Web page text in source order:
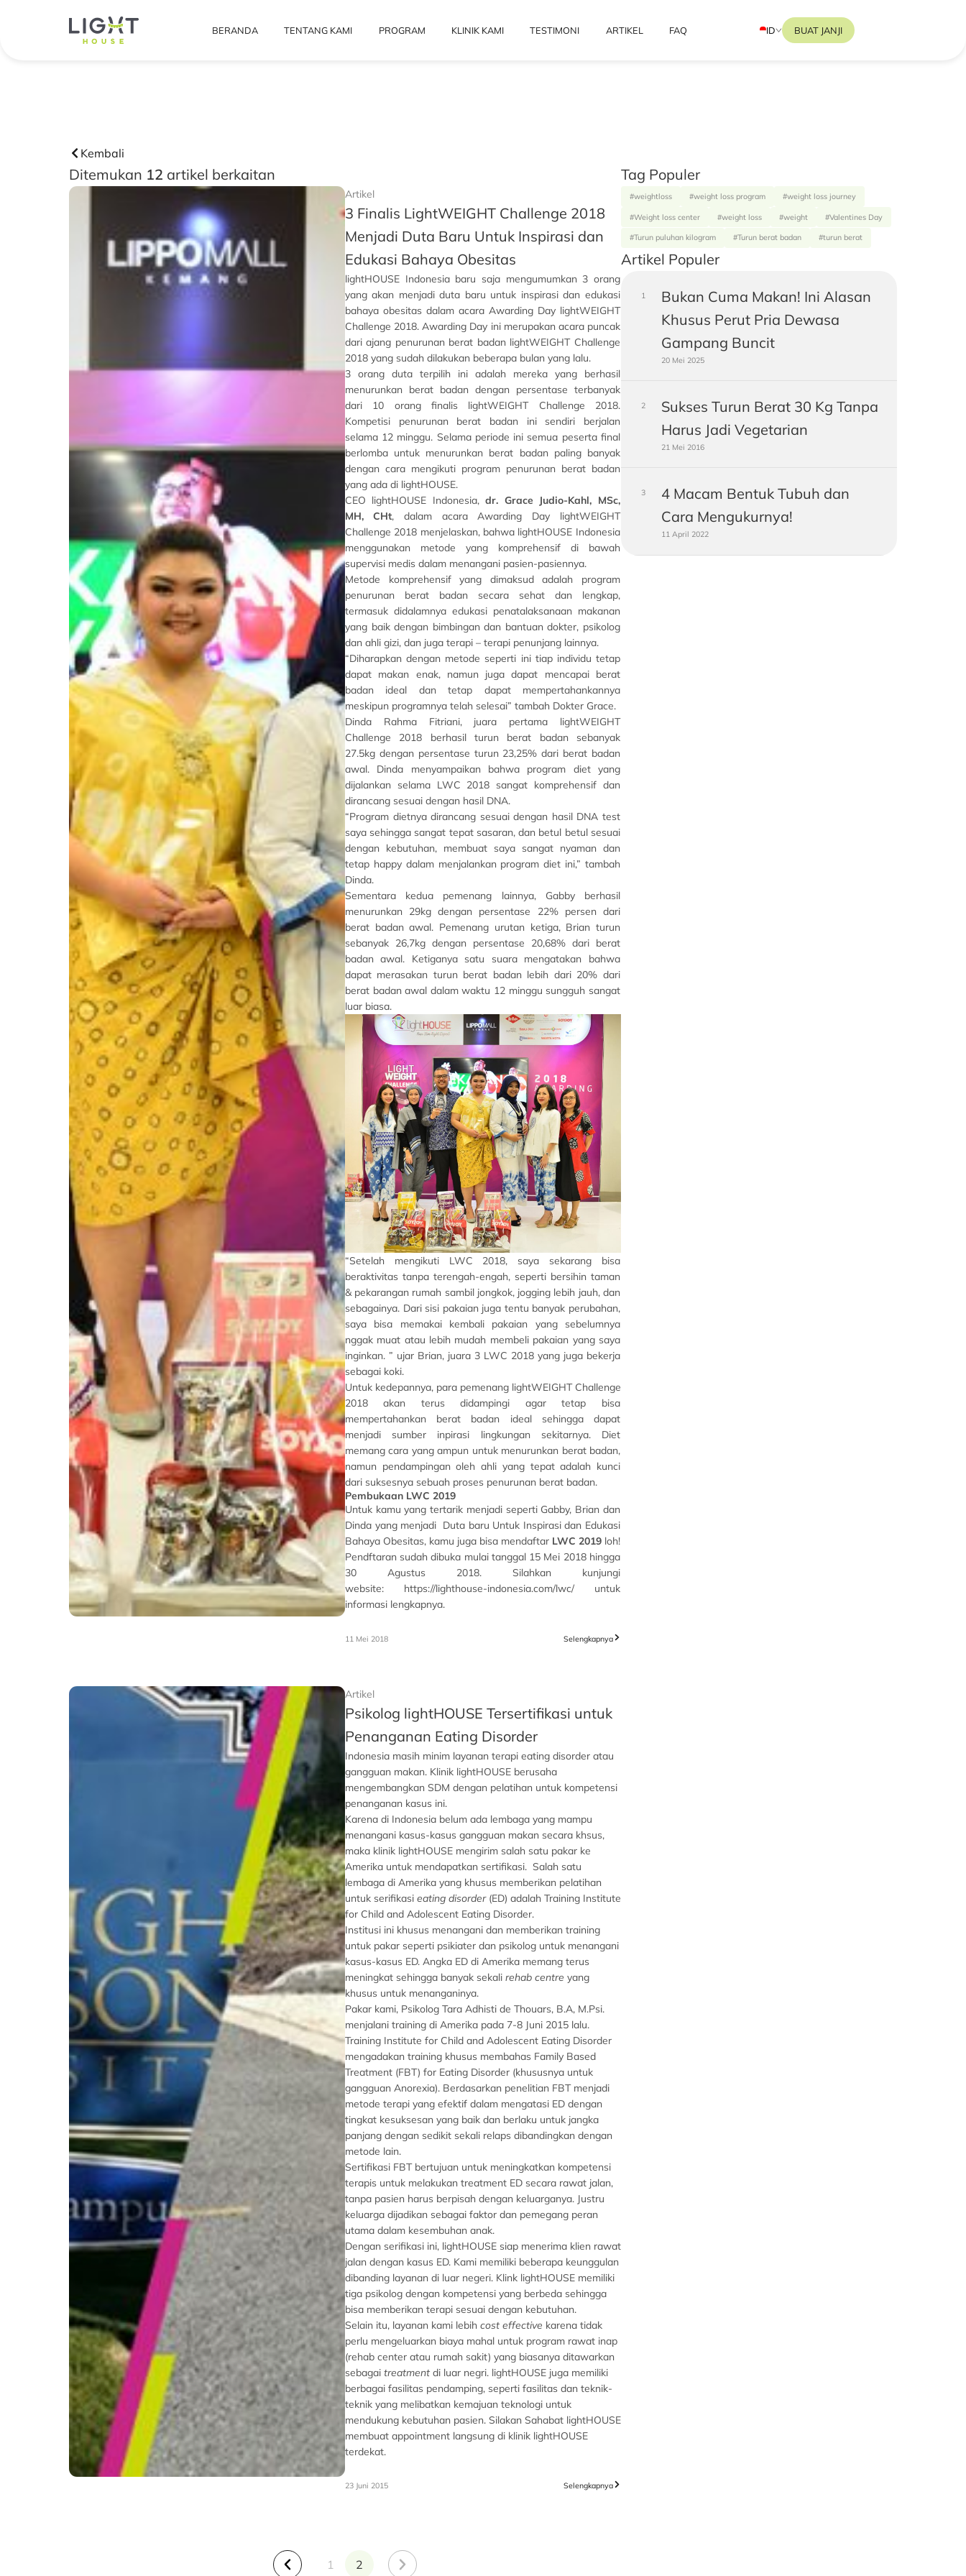
BERANDA TENTANG KAMI PROGRAM KLINIK KAMI TESTIMONI ARTIKEL FAQ ID BUAT JANJI
Kembali
Ditemukan 12 artikel berkaitan
Artikel
3 Finalis LightWEIGHT Challenge 2018
Menjadi Duta Baru Untuk Inspirasi dan
Edukasi Bahaya Obesitas
lightHOUSE Indonesia baru saja mengumumkan 3 orang
yang akan menjadi duta baru untuk inspirasi dan edukasi
bahaya obesitas dalam acara Awarding Day lightWEIGHT
Challenge 2018. Awarding Day ini merupakan acara puncak
dari ajang penurunan berat badan lightWEIGHT Challenge
2018 yang sudah dilakukan beberapa bulan yang lalu.
3 orang duta terpilih ini adalah mereka yang berhasil
menurunkan berat badan dengan persentase terbanyak
dari 10 orang finalis lightWEIGHT Challenge 2018.
Kompetisi penurunan berat badan ini sendiri berjalan
selama 12 minggu. Selama periode ini semua peserta final
berlomba untuk menurunkan berat badan paling banyak
dengan cara mengikuti program penurunan berat badan
yang ada di lightHOUSE.
CEO lightHOUSE Indonesia, dr. Grace Judio-Kahl, MSc,
MH, CHt, dalam acara Awarding Day lightWEIGHT
Challenge 2018 menjelaskan, bahwa lightHOUSE Indonesia
menggunakan metode yang komprehensif di bawah
supervisi medis dalam menangani pasien-pasiennya.
Metode komprehensif yang dimaksud adalah program
penurunan berat badan secara sehat dan lengkap,
termasuk didalamnya edukasi penatalaksanaan makanan
yang baik dengan bimbingan dan bantuan dokter, psikolog
dan ahli gizi, dan juga terapi – terapi penunjang lainnya.
“Diharapkan dengan metode seperti ini tiap individu tetap
dapat makan enak, namun juga dapat mencapai berat
badan ideal dan tetap dapat mempertahankannya
meskipun programnya telah selesai” tambah Dokter Grace.
Dinda Rahma Fitriani, juara pertama lightWEIGHT
Challenge 2018 berhasil turun berat badan sebanyak
27.5kg dengan persentase turun 23,25% dari berat badan
awal. Dinda menyampaikan bahwa program diet yang
dijalankan selama LWC 2018 sangat komprehensif dan
dirancang sesuai dengan hasil DNA.
“Program dietnya dirancang sesuai dengan hasil DNA test
saya sehingga sangat tepat sasaran, dan betul betul sesuai
dengan kebutuhan, membuat saya sangat nyaman dan
tetap happy dalam menjalankan program diet ini,” tambah
Dinda.
Sementara kedua pemenang lainnya, Gabby berhasil
menurunkan 29kg dengan persentase 22% persen dari
berat badan awal. Pemenang urutan ketiga, Brian turun
sebanyak 26,7kg dengan persentase 20,68% dari berat
badan awal. Ketiganya satu suara mengatakan bahwa
dapat merasakan turun berat badan lebih dari 20% dari
berat badan awal dalam waktu 12 minggu sungguh sangat
luar biasa.
“Setelah mengikuti LWC 2018, saya sekarang bisa
beraktivitas tanpa terengah-engah, seperti bersihin taman
& pekarangan rumah sambil jongkok, jogging lebih jauh, dan
sebagainya. Dari sisi pakaian juga tentu banyak perubahan,
saya bisa memakai kembali pakaian yang sebelumnya
nggak muat atau lebih mudah membeli pakaian yang saya
inginkan. ” ujar Brian, juara 3 LWC 2018 yang juga bekerja
sebagai koki.
Untuk kedepannya, para pemenang lightWEIGHT Challenge
2018 akan terus didampingi agar tetap bisa
mempertahankan berat badan ideal sehingga dapat
menjadi sumber inpirasi lingkungan sekitarnya. Diet
memang cara yang ampun untuk menurunkan berat badan,
namun pendampingan oleh ahli yang tepat adalah kunci
dari suksesnya sebuah proses penurunan berat badan.
Pembukaan LWC 2019
Untuk kamu yang tertarik menjadi seperti Gabby, Brian dan
Dinda yang menjadi Duta baru Untuk Inspirasi dan Edukasi
Bahaya Obesitas, kamu juga bisa mendaftar LWC 2019loh!
Pendftaran sudah dibuka mulai tanggal 15 Mei 2018 hingga
30 Agustus 2018. Silahkan kunjungi
website: https://lighthouse-indonesia.com/lwc/ untuk
informasi lengkapnya.
11 Mei 2018 Selengkapnya
Artikel
Psikolog lightHOUSE Tersertifikasi untuk
Penanganan Eating Disorder
Indonesia masih minim layanan terapi eating disorder atau
gangguan makan. Klinik lightHOUSE berusaha
mengembangkan SDM dengan pelatihan untuk kompetensi
penanganan kasus ini.
Karena di Indonesia belum ada lembaga yang mampu
menangani kasus-kasus gangguan makan secara khsus,
maka klinik lightHOUSE mengirim salah satu pakar ke
Amerika untuk mendapatkan sertifikasi. Salah satu
lembaga di Amerika yang khusus memberikan pelatihan
untuk serifikasi eating disorder(ED) adalah Training Institute
for Child and Adolescent Eating Disorder.
Institusi ini khusus menangani dan memberikan training
untuk pakar seperti psikiater dan psikolog untuk menangani
kasus-kasus ED. Angka ED di Amerika memang terus
meningkat sehingga banyak sekali rehab centre yang
khusus untuk menanganinya.
Pakar kami, Psikolog Tara Adhisti de Thouars, B.A, M.Psi.
menjalani training di Amerika pada 7-8 Juni 2015 lalu.
Training Institute for Child and Adolescent Eating Disorder
mengadakan training khusus membahas Family Based
Treatment (FBT) for Eating Disorder (khususnya untuk
gangguan Anorexia). Berdasarkan penelitian FBT menjadi
metode terapi yang efektif dalam mengatasi ED dengan
tingkat kesuksesan yang baik dan berlaku untuk jangka
panjang dengan sedikit sekali relaps dibandingkan dengan
metode lain.
Sertifikasi FBT bertujuan untuk meningkatkan kompetensi
terapis untuk melakukan treatment ED secara rawat jalan,
tanpa pasien harus berpisah dengan keluarganya. Justru
keluarga dijadikan sebagai faktor dan pemegang peran
utama dalam kesembuhan anak.
Dengan serifikasi ini, lightHOUSE siap menerima klien rawat
jalan dengan kasus ED. Kami memiliki beberapa keunggulan
dibanding layanan di luar negeri. Klink lightHOUSE memiliki
tiga psikolog dengan kompetensi yang berbeda sehingga
bisa memberikan terapi sesuai dengan kebutuhan.
Selain itu, layanan kami lebih cost effective karena tidak
perlu mengeluarkan biaya mahal untuk program rawat inap
(rehab center atau rumah sakit) yang biasanya ditawarkan
sebagai treatmentdi luar negri. lightHOUSE juga memiliki
berbagai fasilitas pendamping, seperti fasilitas dan teknik-
teknik yang melibatkan kemajuan teknologi untuk
mendukung kebutuhan pasien. Silakan Sahabat lightHOUSE
membuat appointment langsung di klinik lightHOUSE
terdekat.
23 Juni 2015 Selengkapnya
1 2
Tag Populer
#weightloss #weight loss program #weight loss journey
#Weight loss center #weight loss #weight #Valentines Day
#Turun puluhan kilogram #Turun berat badan #turun berat
Artikel Populer
Bukan Cuma Makan! Ini Alasan
Khusus Perut Pria Dewasa
Gampang Buncit
20 Mei 2025
Sukses Turun Berat 30 Kg Tanpa
Harus Jadi Vegetarian
21 Mei 2016
4 Macam Bentuk Tubuh dan
Cara Mengukurnya!
11 April 2022